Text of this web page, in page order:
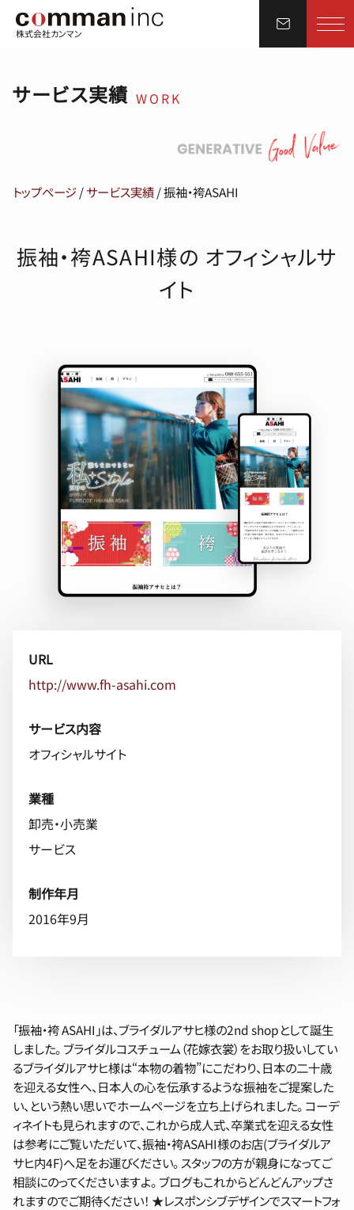
株式会社カンマン
サービス実績 WORK
トップページ/サービス実績/振袖・袴ASAHI
振袖・袴ASAHI様の オフィシャルサ
イト
URL
http://www.fh-asahi.com
サービス内容
オフィシャルサイト
業種
卸売・小売業
サービス
制作年月
2016年9月
「振袖・袴 ASAHI」は、ブライダルアサヒ様の2nd shopとして誕生
しました。 ブライダルコスチューム（花嫁衣裳）をお取り扱いしてい
るブライダルアサヒ様は“本物の着物”にこだわり、日本の二十歳
を迎える女性へ、日本人の心を伝承するような振袖をご提案した
い、という熱い思いでホームページを立ち上げられました。 コーデ
ィネイトも見られますので、これから成人式、卒業式を迎える女性
は参考にご覧いただいて、振袖・袴ASAHI様のお店(ブライダルア
サヒ内4F)へ足をお運びください。 スタッフの方が親身になってご
相談にのってくださいますよ。 ブログもこれからどんどんアップさ
れますのでご期待ください！ ★レスポンシブデザインでスマートフォ